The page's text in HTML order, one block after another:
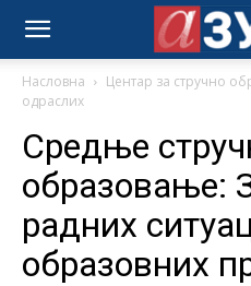
Насловна
Центар за стручно
одраслих
Средње
образовање:
радних
образовних